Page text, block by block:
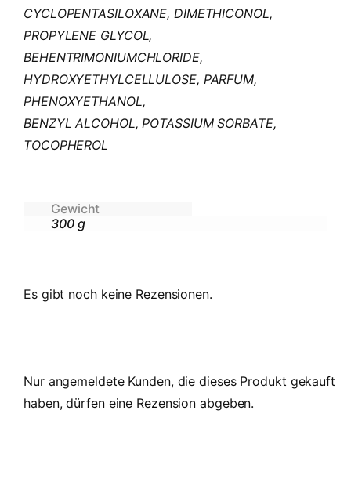
CYCLOPENTASILOXANE, DIMETHICONOL,
PROPYLENE GLYCOL,
BEHENTRIMONIUMCHLORIDE,
HYDROXYETHYLCELLULOSE, PARFUM,
PHENOXYETHANOL,
BENZYL ALCOHOL, POTASSIUM SORBATE,
TOCOPHEROL
Gewicht
300 g
Es gibt noch keine Rezensionen.
Nur angemeldete Kunden, die dieses Produkt gekauft
haben, dürfen eine Rezension abgeben.